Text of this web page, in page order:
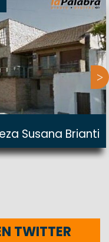
Susana Brianti
TWITTER